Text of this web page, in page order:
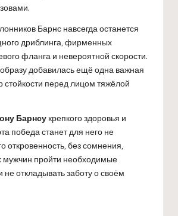
Барнс навсегда останется
дриблинга, фирменных
фланга и невероятной скорости.
добавилась ещё одна важная
перед лицом тяжёлой
Барнсу крепкого здоровья и
победа станет для него не
откровенность, без сомнения,
мужчин пройти необходимые
откладывать заботу о своём